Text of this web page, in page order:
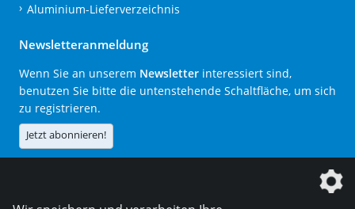
Aluminium-Lieferverzeichnis
Newsletteranmeldung
Wenn Sie an unserem Newsletter interessiert sind,
benutzen Sie bitte die untenstehende Schaltfläche, um sich
zu registrieren.
Jetzt abonnieren!
Die DVS Media GmbH ist ein Unternehmen der